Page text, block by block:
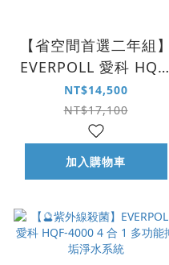
【省空間首選二年組】
EVERPOLL 愛科 HQF-
4000 4 合 1 多功能抑
垢淨水系統
NT$14,500
NT$17,100
加入購物車